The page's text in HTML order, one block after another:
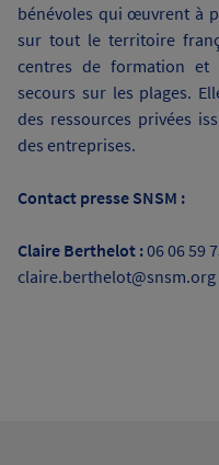
bénévoles qui œuvrent à
sur tout le territoire
centres de formation et
secours sur les plages.
des ressources privées
des entreprises.
Contact presse SNSM :
Claire Berthelot :06 06 59
claire.berthelot@snsm.org